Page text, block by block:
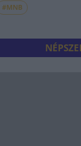
#MNB